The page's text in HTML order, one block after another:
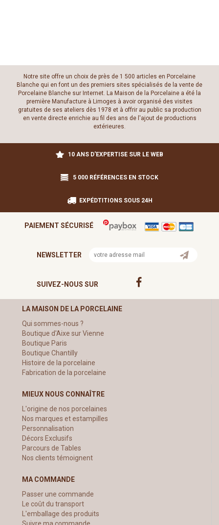
Notre site offre un choix de près de 1 500 articles en Porcelaine
Blanche qui en font un des premiers sites spécialisés de la vente de
Porcelaine Blanche sur Internet. La Maison de la Porcelaine a été la
première Manufacture à Limoges à avoir organisé des visites
gratuites de ses ateliers dès 1978 et à offrir au public sa production
en vente directe enrichie au fil des ans de l'ajout de productions
extérieures.
10 ANS D'EXPERTISE SUR LE WEB
5 000 RÉFÉRENCES EN STOCK
EXPÉDTITIONS SOUS 24H
PAIEMENT SÉCURISÉ
NEWSLETTER
SUIVEZ-NOUS SUR
LA MAISON DE LA PORCELAINE
Qui sommes-nous ?
Boutique d'Aixe sur Vienne
Boutique Paris
Boutique Chantilly
Histoire de la porcelaine
Fabrication de la porcelaine
MIEUX NOUS CONNAÎTRE
L'origine de nos porcelaines
Nos marques et estampilles
Personnalisation
Décors Exclusifs
Parcours de Tables
Nos clients témoignent
MA COMMANDE
Passer une commande
Le coût du transport
L'emballage des produits